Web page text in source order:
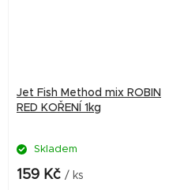
Jet Fish Method mix ROBIN
RED KOŘENÍ 1kg
Skladem
159 Kč / ks